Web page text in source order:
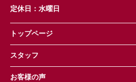
定休日： 水曜日
トップページ
スタッフ
お客様の声